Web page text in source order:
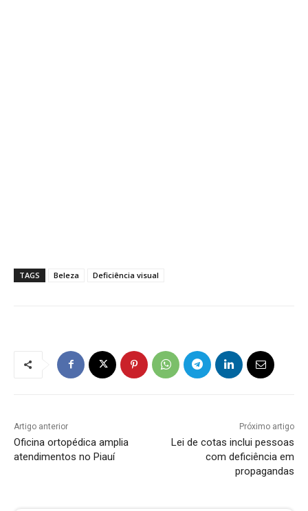
TAGS Beleza Deficiência visual
Artigo anterior
Oficina ortopédica amplia
atendimentos no Piauí
Próximo artigo
Lei de cotas inclui pessoas
com deficiência em
propagandas